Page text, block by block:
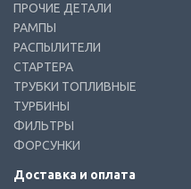
ПРОЧИЕ ДЕТАЛИ
РАМПЫ
РАСПЫЛИТЕЛИ
СТАРТЕРА
ТРУБКИ ТОПЛИВНЫЕ
ТУРБИНЫ
ФИЛЬТРЫ
ФОРСУНКИ
Доставка и оплата